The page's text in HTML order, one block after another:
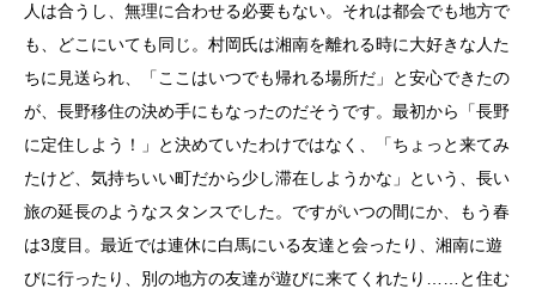
人は合うし、無理に合わせる必要もない。それは都会でも地方で
も、どこにいても同じ。村岡氏は湘南を離れる時に大好きな人た
ちに見送られ、「ここはいつでも帰れる場所だ」と安心できたの
が、長野移住の決め手にもなったのだそうです。最初から「長野
に定住しよう！」と決めていたわけではなく、「ちょっと来てみ
たけど、気持ちいい町だから少し滞在しようかな」という、長い
旅の延長のようなスタンスでした。ですがいつの間にか、もう春
は3度目。最近では連休に白馬にいる友達と会ったり、湘南に遊
びに行ったり、別の地方の友達が遊びに来てくれたり……と住む